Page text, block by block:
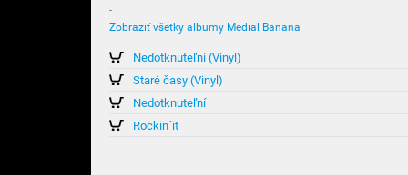
-
Zobraziť všetky albumy Medial Banana
Nedotknuteľní (Vinyl)
Staré časy (Vinyl)
Nedotknuteľní
Rockin´it